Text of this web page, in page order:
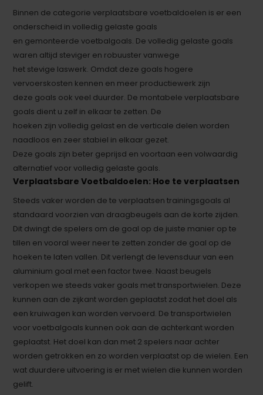
Binnen de categorie verplaatsbare voetbaldoelen is er een
onderscheid in volledig gelaste goals
en gemonteerde voetbalgoals. De volledig gelaste goals
waren altijd steviger en robuuster vanwege
het stevige laswerk. Omdat deze goals hogere
vervoerskosten kennen en meer productiewerk zijn
deze goals ook veel duurder. De montabele verplaatsbare
goals dient u zelf in elkaar te zetten. De
hoeken zijn volledig gelast en de verticale delen worden
naadloos en zeer stabiel in elkaar gezet.
Deze goals zijn beter geprijsd en voortaan een volwaardig
alternatief voor volledig gelaste goals.
Verplaatsbare Voetbaldoelen: Hoe te verplaatsen
Steeds vaker worden de te verplaatsen trainingsgoals al
standaard voorzien van draagbeugels aan de korte zijden.
Dit dwingt de spelers om de goal op de juiste manier op te
tillen en vooral weer neer te zetten zonder de goal op de
hoeken te laten vallen. Dit verlengt de levensduur van een
aluminium goal met een factor twee. Naast beugels
verkopen we steeds vaker goals met transportwielen. Deze
kunnen aan de zijkant worden geplaatst zodat het doel als
een kruiwagen kan worden vervoerd. De transportwielen
voor voetbalgoals kunnen ook aan de achterkant worden
geplaatst. Het doel kan dan met 2 spelers naar achter
worden getrokken en zo worden verplaatst op de wielen. Een
wat duurdere uitvoering is er met wielen die kunnen worden
gelift.